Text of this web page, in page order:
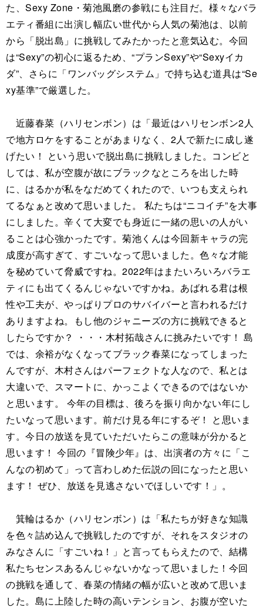
た、Sexy Zone・菊池風磨の参戦にも注目だ。様々なバラ
エティ番組に出演し幅広い世代から人気の菊池は、以前
から「脱出島」に挑戦してみたかったと意気込む。今回
は“Sexy”の初心に返るため、“プランSexy”や“Sexyイカ
ダ”、さらに「ワンバッグシステム」で持ち込む道具は“Se
xy基準”で厳選した。
近藤春菜（ハリセンボン）は「最近はハリセンボン2人
で地方ロケをすることがあまりなく、2人で新たに成し遂
げたい！ という思いで脱出島に挑戦しました。コンビと
しては、私が空腹が故にブラックなところを出した時
に、はるかが私をなだめてくれたので、いつも支えられ
てるなぁと改めて思いました。 私たちは“ニコイチ”を大事
にしました。辛くて大変でも身近に一緒の思いの人がい
ることは心強かったです。菊池くんは今回新キャラの完
成度が高すぎて、すごいなって思いました。色々な才能
を秘めていて脅威ですね。2022年はまたいろいろバラエ
ティにも出てくるんじゃないですかね。あばれる君は根
性や工夫が、やっぱりプロのサバイバーと言われるだけ
ありますよね。もし他のジャニーズの方に挑戦できると
したらですか？ ・・・木村拓哉さんに挑みたいです！ 島
では、余裕がなくなってブラック春菜になってしまった
んですが、木村さんはパーフェクトな人なので、私とは
大違いで、スマートに、かっこよくできるのではないか
と思います。 今年の目標は、後ろを振り向かない年にし
たいなって思います。前だけ見る年にするぞ！ と思いま
す。今日の放送を見ていただいたらこの意味が分かると
思います！ 今回の『冒険少年』は、出演者の方々に「こ
んなの初めて」って言わしめた伝説の回になったと思い
ます！ ぜひ、放送を見逃さないでほしいです！」。
箕輪はるか（ハリセンボン）は「私たちが好きな知識
を色々詰め込んで挑戦したのですが、それをスタジオの
みなさんに「すごいね！」と言ってもらえたので、結構
私たちセンスあるんじゃないかなって思いました！今回
の挑戦を通して、春菜の情緒の幅が広いと改めて思いま
した。島に上陸した時の高いテンション、お腹が空いた